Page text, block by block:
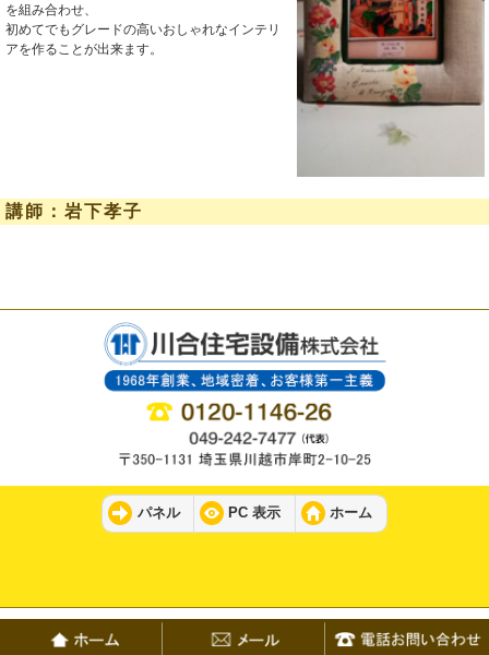
を組み合わせ、
初めてでもグレードの高いおしゃれなインテリ
アを作ることが出来ます。
講師：岩下孝子
パネル PC 表示 ホーム